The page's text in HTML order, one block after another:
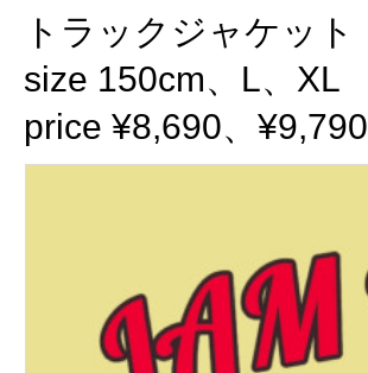
トラックジャケット
size 150cm、L、XL
price ¥8,690、¥9,790